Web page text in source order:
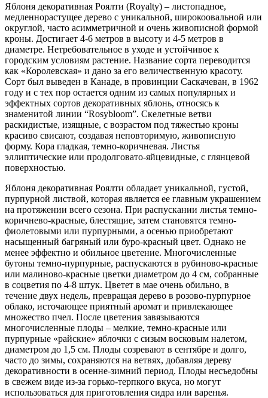
Яблоня декоративная Роялти (Royalty) – листопадное,
медленнорастущее дерево с уникальной, широкоовальной или
округлой, часто асимметричной и очень живописной формой
кроны. Достигает 4-6 метров в высоту и 4-5 метров в
диаметре. Нетребовательное в уходе и устойчивое к
городским условиям растение. Название сорта переводится
как «Королевская» и дано за его величественную красоту.
Сорт был выведен в Канаде, в провинции Саскачеван, в 1962
году и с тех пор остается одним из самых популярных и
эффектных сортов декоративных яблонь, относясь к
знаменитой линии “Rosybloom”. Скелетные ветви
раскидистые, изящные, с возрастом под тяжестью кроны
красиво свисают, создавая неповторимую, живописную
форму. Кора гладкая, темно-коричневая. Листья
эллиптические или продолговато-яйцевидные, с глянцевой
поверхностью.
Яблоня декоративная Роялти обладает уникальной, густой,
пурпурной листвой, которая является ее главным украшением
на протяжении всего сезона. При распускании листья темно-
коричнево-красные, блестящие, затем становятся темно-
фиолетовыми или пурпурными, а осенью приобретают
насыщенный багряный или буро-красный цвет. Однако не
менее эффектно и обильное цветение. Многочисленные
бутоны темно-пурпурные, распускаются в рубиново-красные
или малиново-красные цветки диаметром до 4 см, собранные
в соцветия по 4-8 штук. Цветет в мае очень обильно, в
течение двух недель, превращая дерево в розово-пурпурное
облако, источающее приятный аромат и привлекающее
множество пчел. После цветения завязываются
многочисленные плоды – мелкие, темно-красные или
пурпурные «райские» яблочки с сизым восковым налетом,
диаметром до 1,5 см. Плоды созревают в сентябре и долго,
часто до зимы, сохраняются на ветвях, добавляя дереву
декоративности в осенне-зимний период. Плоды несъедобны
в свежем виде из-за горько-терпкого вкуса, но могут
использоваться для приготовления сидра или варенья.